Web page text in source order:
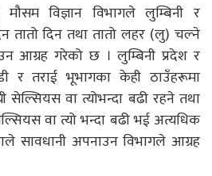
विज्ञान विभागले लुम्बिनी र
तातो दिन तथा तातो लहर (लु) चल्ने
आग्रह गरेको छ । लुम्बिनी प्रदेश र
र तराई भूभागका केही ठाउँहरूमा
सेल्सियस वा त्योभन्दा बढी रहने तथा
वा त्यो भन्दा बढी भई अत्यधिक
सावधानी अपनाउन विभागले आग्रह